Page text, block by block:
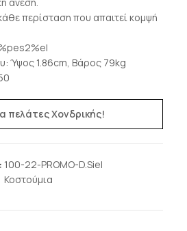
περίσταση που απαιτεί κομψή
Ύψος 1.86cm, Βάρος 79kg
πελάτες Χονδρικής!
100-22-PROMO-D.Siel
Κοστούμια